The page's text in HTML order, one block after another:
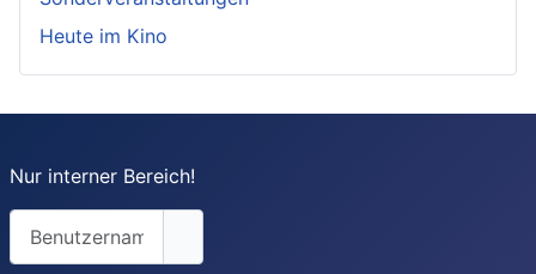
Heute im Kino
Nur interner Bereich!